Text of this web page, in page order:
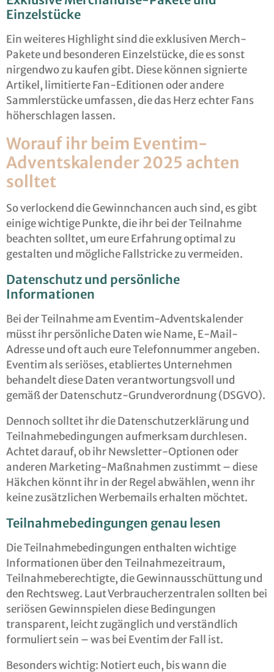
Einzelstücke
Ein weiteres Highlight sind die exklusiven Merch-
Pakete und besonderen Einzelstücke, die es sonst
nirgendwo zu kaufen gibt. Diese können signierte
Artikel, limitierte Fan-Editionen oder andere
Sammlerstücke umfassen, die das Herz echter Fans
höherschlagen lassen.
Worauf ihr beim Eventim-
Adventskalender 2025 achten
solltet
So verlockend die Gewinnchancen auch sind, es gibt
einige wichtige Punkte, die ihr bei der Teilnahme
beachten solltet, um eure Erfahrung optimal zu
gestalten und mögliche Fallstricke zu vermeiden.
Datenschutz und persönliche
Informationen
Bei der Teilnahme am Eventim-Adventskalender
müsst ihr persönliche Daten wie Name, E-Mail-
Adresse und oft auch eure Telefonnummer angeben.
Eventim als seriöses, etabliertes Unternehmen
behandelt diese Daten verantwortungsvoll und
gemäß der Datenschutz-Grundverordnung (DSGVO).
Dennoch solltet ihr die Datenschutzerklärung und
Teilnahmebedingungen aufmerksam durchlesen.
Achtet darauf, ob ihr Newsletter-Optionen oder
anderen Marketing-Maßnahmen zustimmt – diese
Häkchen könnt ihr in der Regel abwählen, wenn ihr
keine zusätzlichen Werbemails erhalten möchtet.
Teilnahmebedingungen genau lesen
Die Teilnahmebedingungen enthalten wichtige
Informationen über den Teilnahmezeitraum,
Teilnahmeberechtigte, die Gewinnausschüttung und
den Rechtsweg. Laut Verbraucherzentralen sollten bei
seriösen Gewinnspielen diese Bedingungen
transparent, leicht zugänglich und verständlich
formuliert sein – was bei Eventim der Fall ist.
Besonders wichtig: Notiert euch, bis wann die